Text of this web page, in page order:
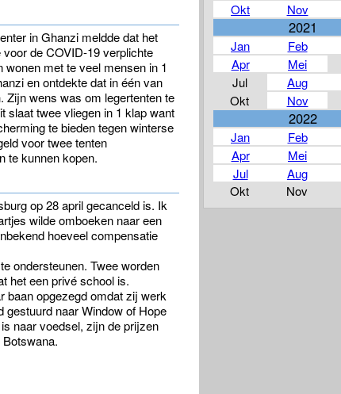
in Ghanzi meldde dat het
de COVID-19 verplichte
met te veel mensen in 1
en ontdekte dat in één van
Zijn wens was om legertenten te
slaat twee vliegen in 1 klap want
te bieden tegen winterse
voor twee tenten
te kunnen kopen.
op 28 april gecanceld is. Ik
wilde omboeken naar een
hoeveel compensatie
ondersteunen. Twee worden
het een privé school is.
baan opgezegd omdat zij werk
gestuurd naar Window of Hope
naar voedsel, zijn de prijzen
Okt
Nov
2021
Jan Feb
Apr
Mei
Jul
Aug
Okt
Nov
2022
Jan Feb
Apr
Mei
Jul
Aug
Okt
Nov